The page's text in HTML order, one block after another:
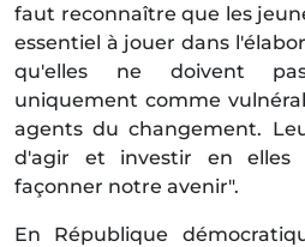
faut reconnaître que les
essentiel à jouer dans
qu'elles ne doivent
uniquement comme
agents du changement.
d'agir et investir en elles
façonner notre avenir".
En République